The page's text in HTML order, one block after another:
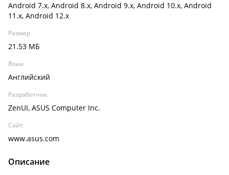
Android 7.x, Android 8.x, Android 9.x, Android 10.x, Android
11.x, Android 12.x
Размер
21.53 МБ
Язык
Английский
Разработчик
ZenUI, ASUS Computer Inc.
Сайт
www.asus.com
Описание